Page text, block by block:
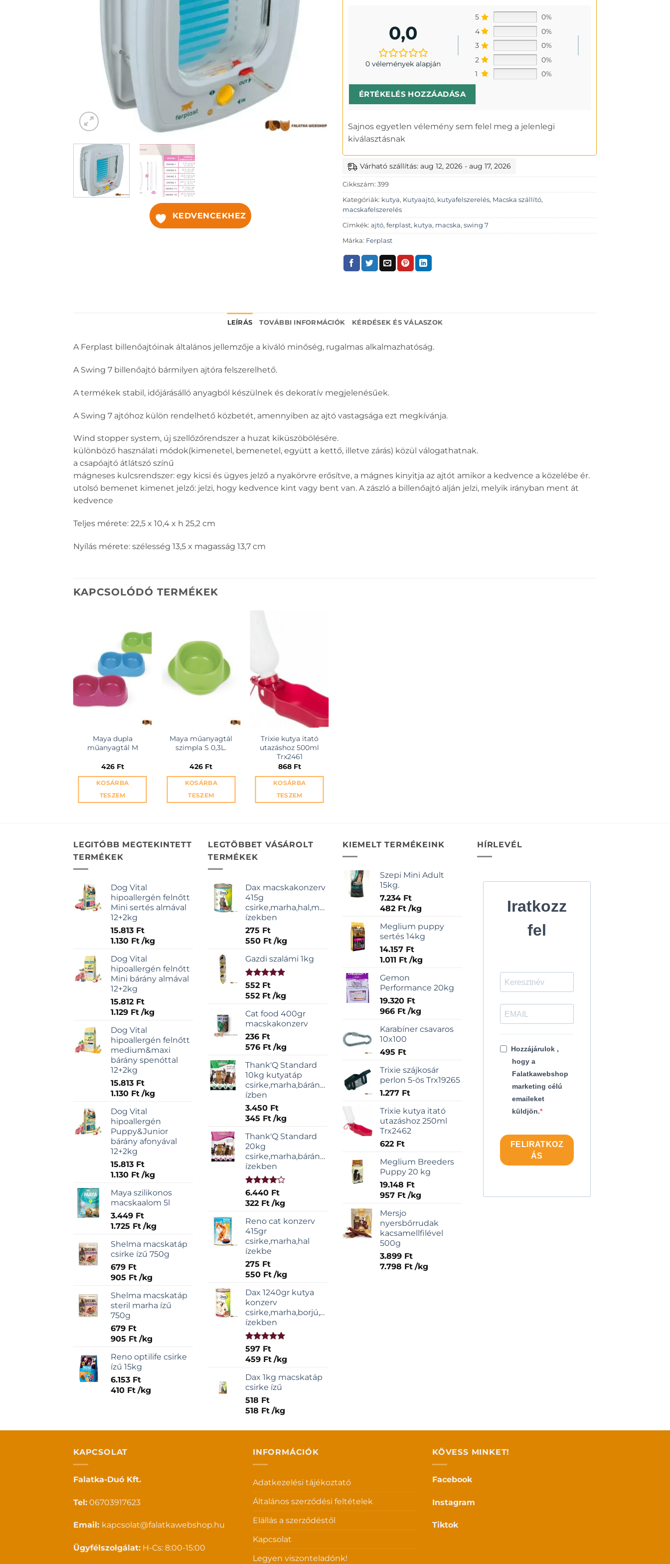
KEDVENCEKHEZ
0,0
0 vélemények alapján
5
0%
4
0%
3
0%
2
0%
1
0%
ÉRTÉKELÉS HOZZÁADÁSA
Sajnos egyetlen vélemény sem felel meg a jelenlegi
kiválasztásnak
Várható szállítás: aug 12, 2026 - aug 17, 2026
Cikkszám: 399
Kategóriák: kutya, Kutyaajtó, kutyafelszerelés, Macska szállító,
macskafelszerelés
Címkék: ajtó, ferplast, kutya, macska, swing 7
Márka: Ferplast
LEÍRÁS TOVÁBBI INFORMÁCIÓK KÉRDÉSEK ÉS VÁLASZOK
A Ferplast billenőajtóinak általános jellemzője a kiváló minőség, rugalmas alkalmazhatóság.
A Swing 7 billenőajtó bármilyen ajtóra felszerelhető.
A termékek stabil, időjárásálló anyagból készülnek és dekoratív megjelenésűek.
A Swing 7 ajtóhoz külön rendelhető közbetét, amennyiben az ajtó vastagsága ezt megkívánja.
Wind stopper system, új szellőzőrendszer a huzat kiküszöbölésére.
különböző használati módok(kimenetel, bemenetel, együtt a kettő, illetve zárás) közül válogathatnak.
a csapóajtó átlátszó színű
mágneses kulcsrendszer: egy kicsi és ügyes jelző a nyakörvre erősítve, a mágnes kinyitja az ajtót amikor a kedvence a közelébe ér.
utolsó bemenet kimenet jelző: jelzi, hogy kedvence kint vagy bent van. A zászló a billenőajtó alján jelzi, melyik irányban ment át
kedvence
Teljes mérete: 22,5 x 10,4 x h 25,2 cm
Nyílás mérete: szélesség 13,5 x magasság 13,7 cm
KAPCSOLÓDÓ TERMÉKEK
KEDVENCEKHEZ
Maya dupla
műanyagtál M
426 Ft
KOSÁRBA
TESZEM
KEDVENCEKHEZ
Maya műanyagtál
szimpla S 0,3L.
426 Ft
KOSÁRBA
TESZEM
Trixie kutya itató
utazáshoz 500ml
Trx2461
868 Ft
KOSÁRBA
TESZEM
LEGITÓBB MEGTEKINTETT
TERMÉKEK
Dog Vital
hipoallergén felnőtt
Mini sertés almával
12+2kg
15.813 Ft
1.130 Ft /kg
Dog Vital
hipoallergén felnőtt
Mini bárány almával
12+2kg
15.812 Ft
1.129 Ft /kg
Dog Vital
hipoallergén felnőtt
medium&maxi
bárány spenóttal
12+2kg
15.813 Ft
1.130 Ft /kg
Dog Vital
hipoallergén
Puppy&Junior
bárány afonyával
12+2kg
15.813 Ft
1.130 Ft /kg
Maya szilikonos
macskaalom 5l
3.449 Ft
1.725 Ft /kg
Shelma macskatáp
csirke ízű 750g
679 Ft
905 Ft /kg
Shelma macskatáp
steril marha ízű
750g
679 Ft
905 Ft /kg
Reno optilife csirke
ízű 15kg
6.153 Ft
410 Ft /kg
LEGTÖBBET VÁSÁROLT
TERMÉKEK
Dax macskakonzerv
415g
csirke,marha,hal,májas
ízekben
275 Ft
550 Ft /kg
Gazdi szalámi 1kg
Értékelés:
5.00/ 5
552 Ft
552 Ft /kg
Cat food 400gr
macskakonzerv
236 Ft
576 Ft /kg
Thank'Q Standard
10kg kutyatáp
csirke,marha,bárány,sonka
ízben
3.450 Ft
345 Ft /kg
Thank'Q Standard
20kg
csirke,marha,bárány,sonka
ízekben
Értékelés:
4.00 / 5
6.440 Ft
322 Ft /kg
Reno cat konzerv
415gr
csirke,marha,hal
ízekbe
275 Ft
550 Ft /kg
Dax 1240gr kutya
konzerv
csirke,marha,borjú,vadas
ízekben
Értékelés:
5.00/ 5
597 Ft
459 Ft /kg
Dax 1kg macskatáp
csirke ízű
518 Ft
518 Ft /kg
KIEMELT TERMÉKEINK
Szepi Mini Adult
15kg.
7.234 Ft
482 Ft /kg
Meglium puppy
sertés 14kg
14.157 Ft
1.011 Ft /kg
Gemon
Performance 20kg
19.320 Ft
966 Ft /kg
Karabíner csavaros
10x100
495 Ft
Trixie szájkosár
perlon 5-ös Trx19265
1.277 Ft
Trixie kutya itató
utazáshoz 250ml
Trx2462
622 Ft
Meglium Breeders
Puppy 20 kg
19.148 Ft
957 Ft /kg
Mersjo
nyersbőrrudak
kacsamellfilével
500g
3.899 Ft
7.798 Ft /kg
HÍRLEVÉL
Iratkozz
fel
Hozzájárulok ,
hogy a
Falatkawebshop
marketing célú
emaileket
küldjön.
FELIRATKOZ
ÁS
KAPCSOLAT
Falatka-Duó Kft.
Tel: 06703917623
Email: kapcsolat@falatkawebshop.hu
Ügyfélszolgálat: H-Cs: 8:00-15:00
INFORMÁCIÓK
Adatkezelési tájékoztató
Általános szerződési feltételek
Elállás a szerződéstől
Kapcsolat
Legyen viszonteladónk!
KÖVESS MINKET!
Facebook
Instagram
Tiktok